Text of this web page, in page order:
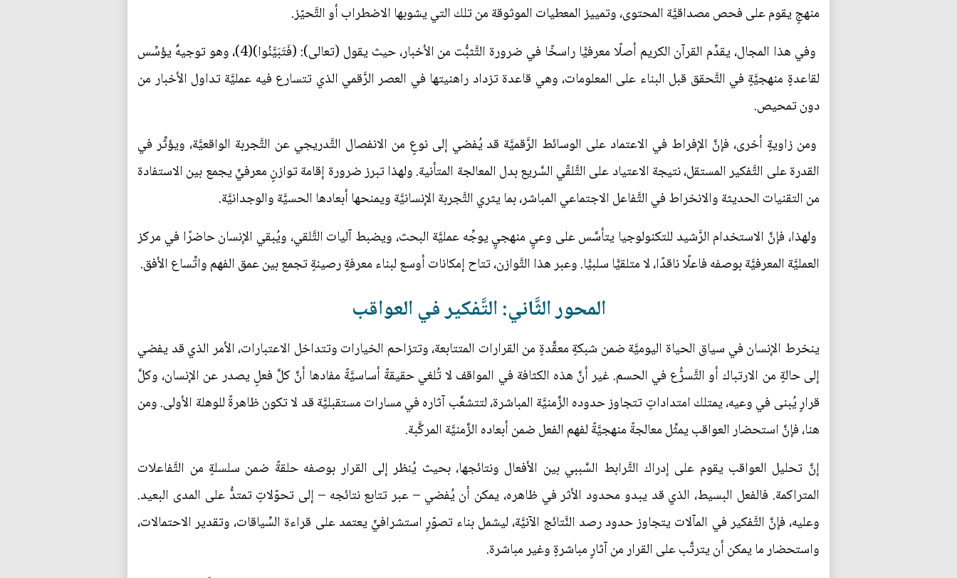
منهجٍ يقوم على فحص مصداقيَّة المحتوى، وتمييز المعطيات الموثوقة من تلك التي يشوبها الاضطراب أو التَّحيّز.
وفي هذا المجال، يقدِّم القرآن الكريم أصلًا معرفيًّا راسخًا في ضرورة التَّثبُّت من الأخبار، حيث يقول (تعالى): (فَتَبَيَّنُوا)(4)، وهو توجيهٌ يؤسِّس
لقاعدةٍ منهجيَّةٍ في التَّحقق قبل البناء على المعلومات، وهي قاعدة تزداد راهنيتها في العصر الرَّقمي الذي تتسارع فيه عمليَّة تداول الأخبار من
دون تمحيص.
ومن زاويةٍ أخرى، فإنَّ الإفراط في الاعتماد على الوسائط الرَّقميَّة قد يُفضي إلى نوعٍ من الانفصال التَّدريجي عن التَّجربة الواقعيَّة، ويؤثِّر في
القدرة على التَّفكير المستقل، نتيجة الاعتياد على التَّلقّي السَّريع بدل المعالجة المتأنية. ولهذا تبرز ضرورة إقامة توازنٍ معرفيٍّ يجمع بين الاستفادة
من التقنيات الحديثة والانخراط في التَّفاعل الاجتماعي المباشر، بما يثري التَّجربة الإنسانيَّة ويمنحها أبعادها الحسيَّة والوجدانيَّة.
ولهذا، فإنَّ الاستخدام الرَّشيد للتكنولوجيا يتأسَّس على وعيٍ منهجيٍ يوجِّه عمليَّة البحث، ويضبط آليات التَّلقي، ويُبقي الإنسان حاضرًا في مركز
العمليَّة المعرفيَّة بوصفه فاعلًا ناقدًا، لا متلقيًّا سلبيًّا. وعبر هذا التَّوازن، تتاح إمكانات أوسع لبناء معرفةٍ رصينةٍ تجمع بين عمق الفهم واتِّساع الأفق.
المحور الثَّاني: التَّفكير في العواقب
ينخرط الإنسان في سياق الحياة اليوميَّة ضمن شبكةٍ معقَّدةٍ من القرارات المتتابعة، وتتزاحم الخيارات وتتداخل الاعتبارات، الأمر الذي قد يفضي
إلى حالةٍ من الارتباك أو التَّسرُّع في الحسم. غير أنَّ هذه الكثافة في المواقف لا تُلغي حقيقةً أساسيَّةً مفادها أنَّ كلَّ فعلٍ يصدر عن الإنسان، وكلَّ
قرارٍ يُبنى في وعيه، يمتلك امتداداتٍ تتجاوز حدوده الزَّمنيَّة المباشرة، لتتشعَّب آثاره في مسارات مستقبليَّة قد لا تكون ظاهرةً للوهلة الأولى. ومن
هنا، فإنَّ استحضار العواقب يمثِّل معالجةً منهجيَّةً لفهم الفعل ضمن أبعاده الزَّمنيَّة المركَّبة.
إنَّ تحليل العواقب يقوم على إدراك التَّرابط السَّببي بين الأفعال ونتائجها، بحيث يُنظر إلى القرار بوصفه حلقةً ضمن سلسلةٍ من التَّفاعلات
المتراكمة. فالفعل البسيط، الذي قد يبدو محدود الأثر في ظاهره، يمكن أن يُفضي – عبر تتابع نتائجه – إلى تحوّلاتٍ تمتدُّ على المدى البعيد.
وعليه، فإنَّ التَّفكير في المآلات يتجاوز حدود رصد النَّتائج الآنيَّة، ليشمل بناء تصوّرٍ استشرافيٍّ يعتمد على قراءة السِّياقات، وتقدير الاحتمالات،
واستحضار ما يمكن أن يترتَّب على القرار من آثارٍ مباشرةٍ وغير مباشرة.